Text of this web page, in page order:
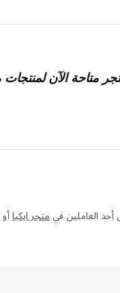
العاملين في متجر ايكيا أو